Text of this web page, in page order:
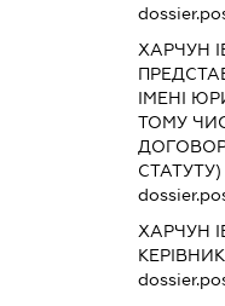
ХАРЧУН
ІМЕНІ
ТОМУ
СТАТУТУ)
ХАРЧУН
КЕРІВНИК